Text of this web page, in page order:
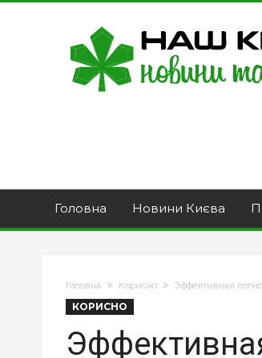
Головна Новини Києва
Головна Корисно Эффективная
КОРИСНО